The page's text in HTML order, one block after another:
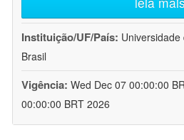
Instituição/UF/País:
Brasil
Vigência: Wed Dec 07 00:00:00
00:00:00 BRT 2026